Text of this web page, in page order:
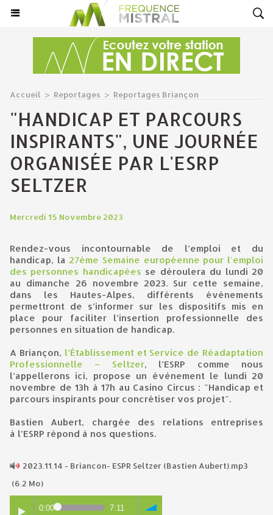
Accueil > Reportages > Reportages Briançon
"HANDICAP ET PARCOURS
INSPIRANTS", UNE JOURNÉE
ORGANISÉE PAR L'ESRP
SELTZER
Mercredi 15 Novembre 2023
Rendez-vous incontournable de l’emploi et du
handicap, la 27ème Semaine européenne pour l'emploi
des personnes handicapées se déroulera du lundi 20
au dimanche 26 novembre 2023. Sur cette semaine,
dans les Hautes-Alpes, différents événements
permettront de s’informer sur les dispositifs mis en
place pour faciliter l’insertion professionnelle des
personnes en situation de handicap.
A Briançon, l’Établissement et Service de Réadaptation
Professionnelle – Seltzer, l’ESRP comme nous
l’appellerons ici, propose un évènement le lundi 20
novembre de 13h à 17h au Casino Circus : "Handicap et
parcours inspirants pour concrétiser vos projet".
Bastien Aubert, chargée des relations entreprises
à l’ESRP répond à nos questions.
2023.11.14 - Briancon- ESPR Seltzer (Bastien Aubert).mp3
(6.2 Mo)
0:00 7:11